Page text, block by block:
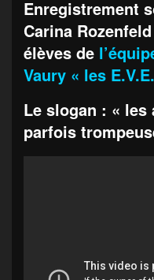
Enregistrement
Carina
élèves de
Vaury « les
Le slogan : « les
parfois